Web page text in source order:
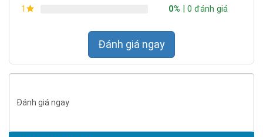
1
0% | 0 đánh giá
Đánh giá ngay
Đánh giá ngay